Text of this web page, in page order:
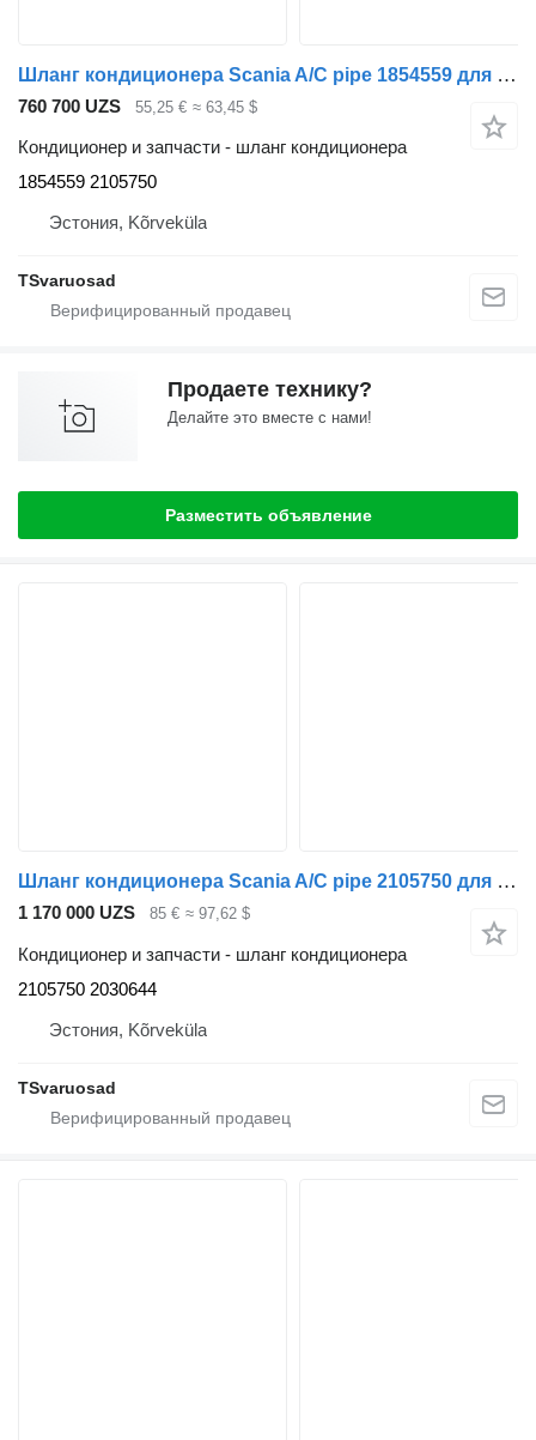
Шланг кондиционера Scania A/C pipe 1854559 для тягача Scania G400
760 700 UZS 55,25 € ≈ 63,45 $
Кондиционер и запчасти - шланг кондиционера
1854559 2105750
Эстония, Kõrveküla
TSvaruosad
Продаете технику?
Делайте это вместе с нами!
Разместить объявление
Шланг кондиционера Scania A/C pipe 2105750 для тягача Scania G440
1 170 000 UZS 85 € ≈ 97,62 $
Кондиционер и запчасти - шланг кондиционера
2105750 2030644
Эстония, Kõrveküla
TSvaruosad